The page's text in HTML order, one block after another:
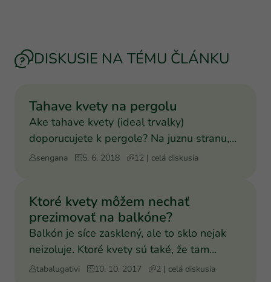
DISKUSIE NA TÉMU ČLÁNKU
Tahave kvety na pergolu
Ake tahave kvety (ideal trvalky)
doporucujete k pergole? Na juznu stranu,
takze bude tam celkom ples
sengana 5. 6. 2018 12 | celá diskusia
Ktoré kvety môžem nechať
prezimovať na balkóne?
Balkón je síce zasklený, ale to sklo nejak
neizoluje. Ktoré kvety sú také, že tam
vydržia aj cez zim
tabalugativi 10. 10. 2017 2 | celá diskusia